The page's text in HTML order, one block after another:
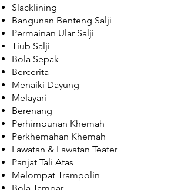
Slacklining
Bangunan Benteng Salji
Permainan Ular Salji
Tiub Salji
Bola Sepak
Bercerita
Menaiki Dayung
Melayari
Berenang
Perhimpunan Khemah
Perkhemahan Khemah
Lawatan & Lawatan Teater
Panjat Tali Atas
Melompat Trampolin